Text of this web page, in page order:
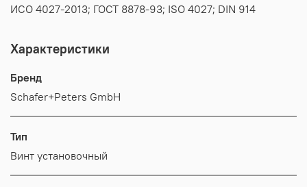
ИСО 4027-2013; ГОСТ 8878-93; ISO 4027; DIN 914
Характеристики
Бренд
Schafer+Peters GmbH
Тип
Винт установочный